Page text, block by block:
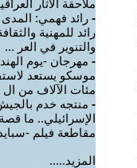
ملاحقة الآثار
- رائد فهمي: المدى
رائد للمهنية
والتنوير في العر ...
- مهرجان -يوم
موسكو يستعد
مئات الآلاف من ال
- منتجه خدم
الإسرائيلي.. ما
مقاطعة فيلم -
المزيد.....